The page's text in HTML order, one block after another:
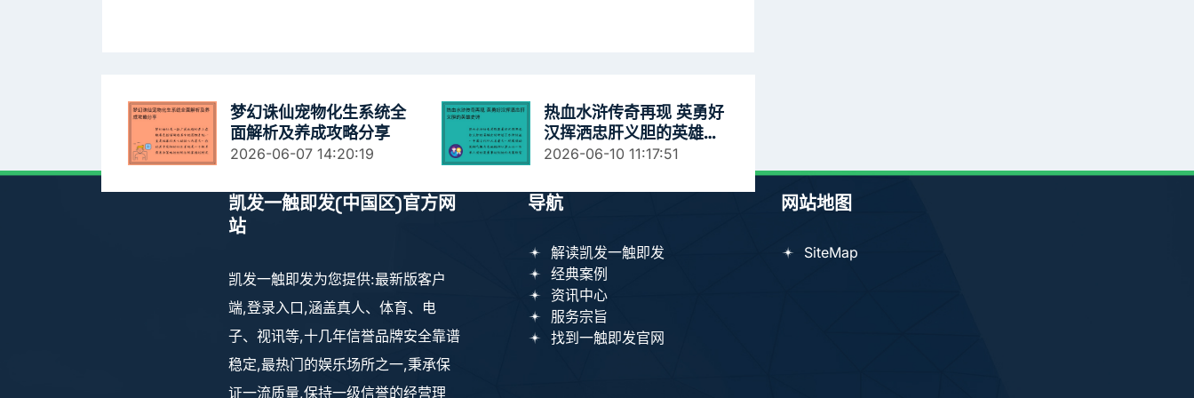
梦幻诛仙宠物化生系统全
面解析及养成攻略分享
2026-06-07 14:20:19
热血水浒传奇再现 英勇好
汉挥洒忠肝义胆的英雄史
诗
2026-06-10 11:17:51
凯发一触即发(中国区)官方网
站
凯发一触即发为您提供:最新版客户
端,登录入口,涵盖真人、体育、电
子、视讯等,十几年信誉品牌安全靠谱
稳定,最热门的娱乐场所之一,秉承保
证一流质量,保持一级信誉的经营理
导航
解读凯发一触即发
经典案例
资讯中心
服务宗旨
找到一触即发官网
网站地图
SiteMap